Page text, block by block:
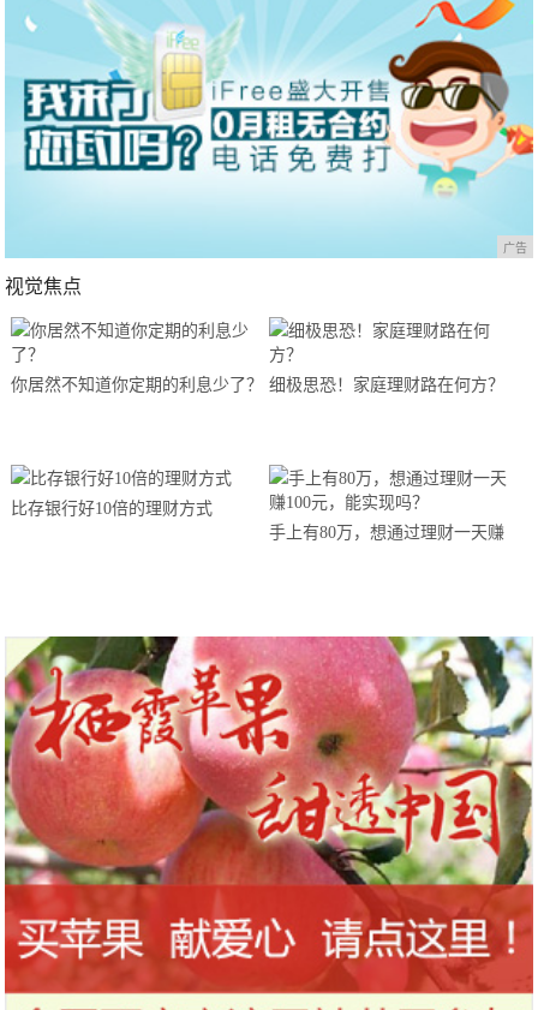
广告
视觉焦点
你居然不知道你定期的利息少了？ 细极思恐！家庭理财路在何方？
比存银行好10倍的理财方式
手上有80万，想通过理财一天赚